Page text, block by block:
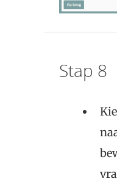
Stap 8